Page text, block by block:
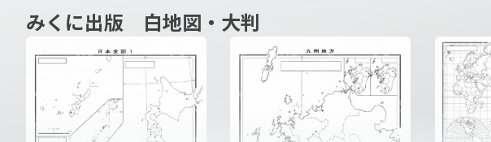
小学6年中学受験用計算マ
スター1週間1
小学6年中学受験用計算マ
スター1週間2
スター
みくに出版 白地図・大判